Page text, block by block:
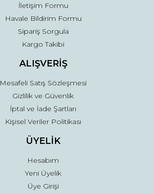
Gönder
İletişim Formu
Havale Bildirim Formu
Sipariş Sorgula
Kargo Takibi
ALIŞVERİŞ
Mesafeli Satış Sözleşmesi
Gizlilik ve Güvenlik
İptal ve İade Şartları
Kişisel Veriler Politikası
ÜYELİK
Hesabım
Yeni Üyelik
Üye Girişi